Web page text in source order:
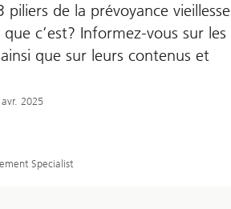
piliers de la prévoyance vieillesse
que c’est? Informez-vous sur les
que sur leurs contenus et
2025
Specialist